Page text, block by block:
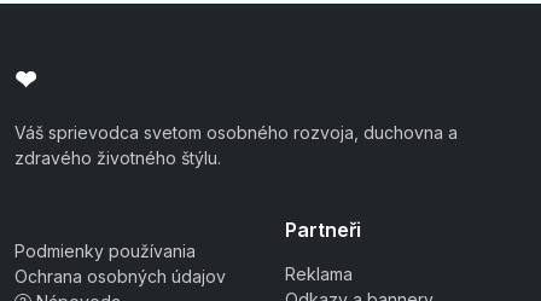
❤
Váš sprievodca svetom osobného rozvoja, duchovna a
zdravého životného štýlu.
Podmienky používania
Ochrana osobných údajov
Partneři
Reklama